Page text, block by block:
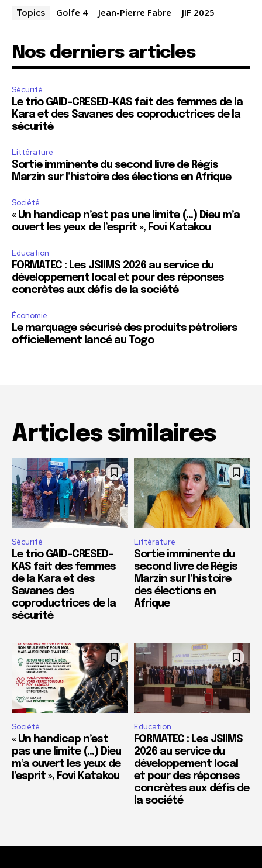
Topics Golfe 4 Jean-Pierre Fabre JIF 2025
Nos derniers articles
Sécurité
Le trio GAID-CRESED-KAS fait des femmes de la
Kara et des Savanes des coproductrices de la
sécurité
Littérature
Sortie imminente du second livre de Régis
Marzin sur l’histoire des élections en Afrique
Société
« Un handicap n’est pas une limite (…) Dieu m’a
ouvert les yeux de l’esprit », Fovi Katakou
Education
FORMATEC : Les JSIIMS 2026 au service du
développement local et pour des réponses
concrètes aux défis de la société
Économie
Le marquage sécurisé des produits pétroliers
officiellement lancé au Togo
Articles similaires
Sécurité
Le trio GAID-CRESED-
KAS fait des femmes
de la Kara et des
Savanes des
coproductrices de la
sécurité
Littérature
Sortie imminente du
second livre de Régis
Marzin sur l’histoire
des élections en
Afrique
Société
« Un handicap n’est
pas une limite (…) Dieu
m’a ouvert les yeux de
l’esprit », Fovi Katakou
Education
FORMATEC : Les JSIIMS
2026 au service du
développement local
et pour des réponses
concrètes aux défis de
la société